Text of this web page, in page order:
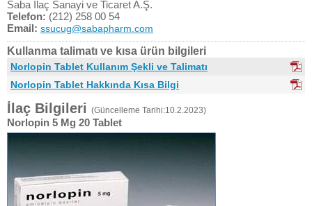
Saba İlaç Sanayi ve Ticaret A.Ş.
Telefon: (212) 258 00 54
Email: ssucug@sabapharm.com
Kullanma talimatı ve kısa ürün bilgileri
Norlopin Tablet Kullanım Şekli ve Talimatı
Norlopin Tablet Hakkında Kısa Bilgi
İlaç Bilgileri (Güncelleme Tarihi:10.2.2023)
Norlopin 5 Mg 20 Tablet